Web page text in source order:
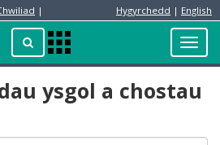
| Hygyrchedd | English
ChwilioApps
Menu
Preswylydd
ysgol a chostau